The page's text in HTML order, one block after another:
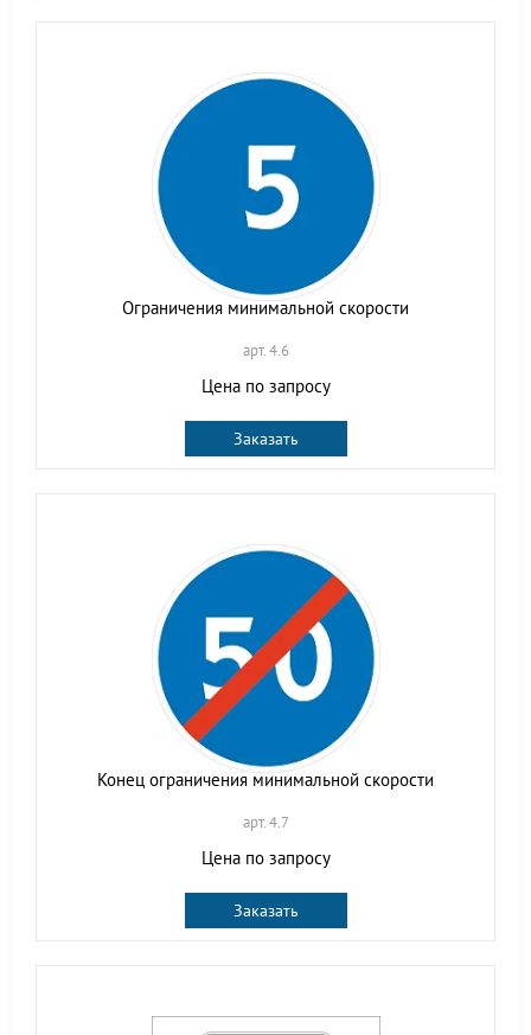
Ограничения минимальной скорости
арт. 4.6
Цена по запросу
Заказать
Конец ограничения минимальной скорости
арт. 4.7
Цена по запросу
Заказать